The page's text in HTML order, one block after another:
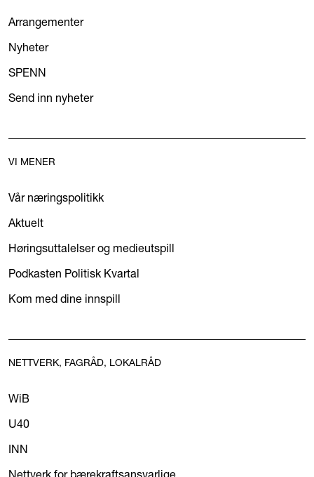
Arrangementer
Nyheter
SPENN
Send inn nyheter
VI MENER
Vår næringspolitikk
Aktuelt
Høringsuttalelser og medieutspill
Podkasten Politisk Kvartal
Kom med dine innspill
NETTVERK, FAGRÅD, LOKALRÅD
WiB
U40
INN
Nettverk for bærekraftsansvarlige